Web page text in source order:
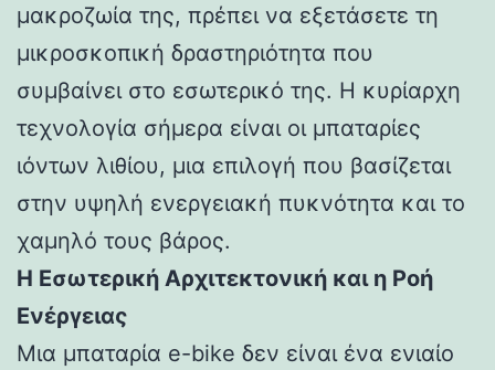
μακροζωία της, πρέπει να εξετάσετε τη
μικροσκοπική δραστηριότητα που
συμβαίνει στο εσωτερικό της. Η κυρίαρχη
τεχνολογία σήμερα είναι οι μπαταρίες
ιόντων λιθίου, μια επιλογή που βασίζεται
στην υψηλή ενεργειακή πυκνότητα και το
χαμηλό τους βάρος.
Η Εσωτερική Αρχιτεκτονική και η Ροή
Ενέργειας
Μια μπαταρία e-bike δεν είναι ένα ενιαίο